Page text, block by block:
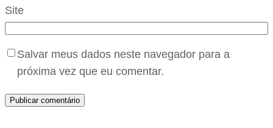
Site
Salvar meus dados neste navegador para a
próxima vez que eu comentar.